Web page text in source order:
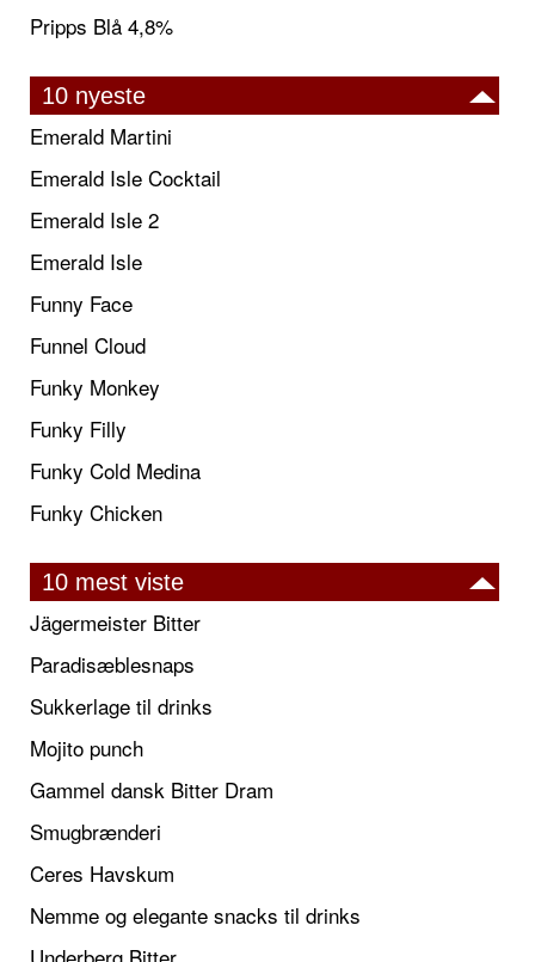
Pripps Blå 4,8%
10 nyeste
Emerald Martini
Emerald Isle Cocktail
Emerald Isle 2
Emerald Isle
Funny Face
Funnel Cloud
Funky Monkey
Funky Filly
Funky Cold Medina
Funky Chicken
10 mest viste
Jägermeister Bitter
Paradisæblesnaps
Sukkerlage til drinks
Mojito punch
Gammel dansk Bitter Dram
Smugbrænderi
Ceres Havskum
Nemme og elegante snacks til drinks